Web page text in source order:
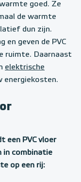
goed. Ze
de warmte
dun zijn.
en geven de PVC
ruimte. Daarnaast
elektrische
energiekosten.
een PVC vloer
in combinatie
op een rij: